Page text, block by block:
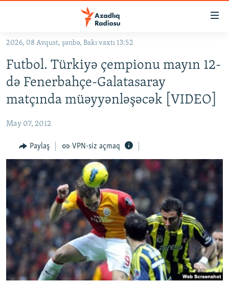
Əsas
qayıt
Əsas
qayıt
KORRUPSIOMETR
#ƏSLINDƏ
FƏRQƏ BAX
QANUNI DOĞRU
ARAŞDIRMA
MULTIMEDIA
VIDEO
FOTOQALEREYA
İNFOQRAFIKA
KARIKATURA
RADIO ARXIV
OXU ZALI
AZƏRBAYCAN ƏDƏBIYYATI KITABXANASI
İSLAM VƏ DEMOKRATIYA
İZ - MƏDƏNIYYƏT PROQRAMI
HAQQIMIZDA
MISSIYAMIZ
PEŞƏ ETIKASI VƏ JURNALISTIKA STANDARTLARIMIZ
MATERIALLARIMIZDAN ISTIFADƏ
BIZI IZLƏ
2026, 08 Avqust, şənbə, Bakı vaxtı 13:52
Futbol. Türkiyə çempionu mayın 12-
də Fenerbahçe-Galatasaray
matçında müəyyənləşəcək [VIDEO]
May 07, 2012
Paylaş VPN-siz açmaq